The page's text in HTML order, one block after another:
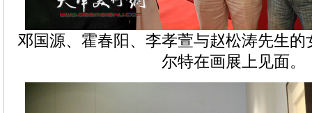
邓国源、霍春阳、李孝萱与赵松涛先生
尔特在画展上见面。